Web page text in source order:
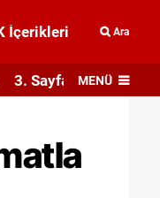
İçerikleri Ara
3. Sayfa MENÜ